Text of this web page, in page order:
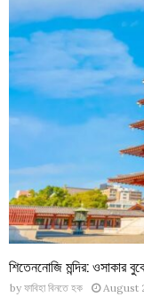
শিতেননোজি মন্দির: ওসাকার
by ফাবিহা বিনতে হক August